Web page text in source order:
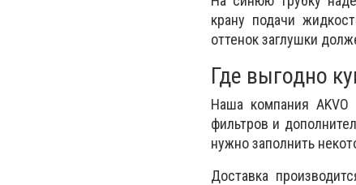
крану подачи
оттенок заглушки
Где выгодно
Наша компания AKVO
фильтров и
нужно заполнить
Доставка